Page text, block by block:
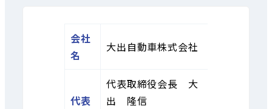
会社
名
大出自動車株式会社
代表
代表取締役会長 大
出 隆信